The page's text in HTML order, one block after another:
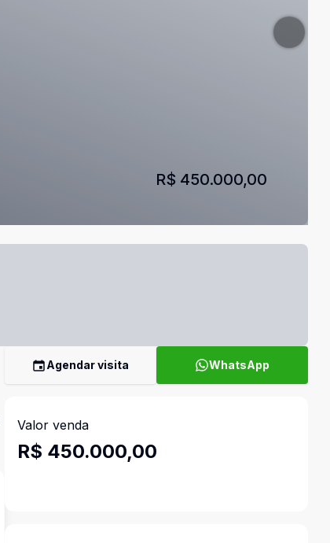
R$ 450.000,00
Agendar visita WhatsApp
Valor venda
R$ 450.000,00